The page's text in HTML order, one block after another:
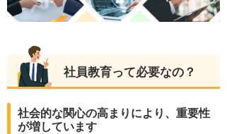
社員教育って必要なの？
社会的な関心の高まりにより、重要性
が増しています